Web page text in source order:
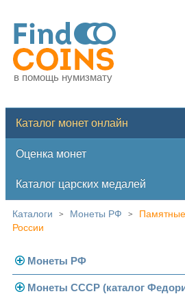
в помощь нумизмату
Каталог монет онлайн
Оценка монет
Каталог царских медалей
Каталоги > Монеты РФ >
России
Монеты РФ
Современная Россия
Монеты СССР (каталог